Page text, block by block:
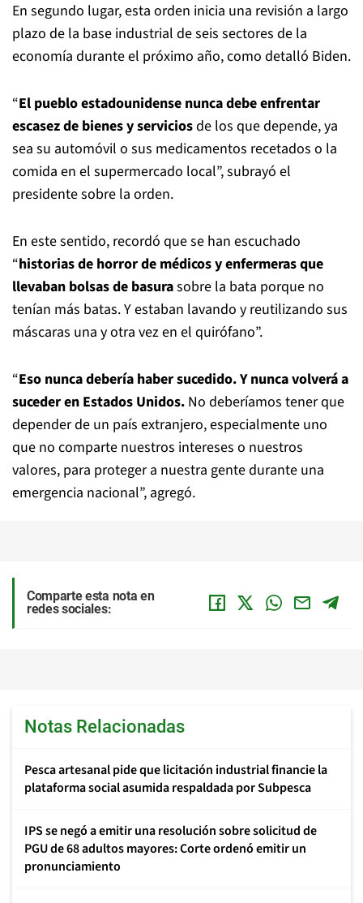
En segundo lugar, esta orden inicia una revisión a largo
plazo de la base industrial de seis sectores de la
economía durante el próximo año, como detalló Biden.
“El pueblo estadounidense nunca debe enfrentar
escasez de bienes y serviciosde los que depende, ya
sea su automóvil o sus medicamentos recetados o la
comida en el supermercado local”, subrayó el
presidente sobre la orden.
En este sentido, recordó que se han escuchado
“historias de horror de médicos y enfermeras que
llevaban bolsas de basurasobre la bata porque no
tenían más batas. Y estaban lavando y reutilizando sus
máscaras una y otra vez en el quirófano”.
“Eso nunca debería haber sucedido. Y nunca volverá a
suceder en Estados Unidos. No deberíamos tener que
depender de un país extranjero, especialmente uno
que no comparte nuestros intereses o nuestros
valores, para proteger a nuestra gente durante una
emergencia nacional”, agregó.
Comparte esta nota en
redes sociales:
Notas Relacionadas
Pesca artesanal pide que licitación industrial financie la
plataforma social asumida respaldada por Subpesca
IPS se negó a emitir una resolución sobre solicitud de
PGU de 68 adultos mayores: Corte ordenó emitir un
pronunciamiento